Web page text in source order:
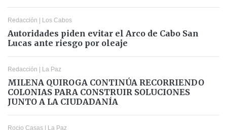
Redacción Los Cabos
Autoridades piden evitar el Arco de Cabo San
Lucas ante riesgo por oleaje
Redacción La Paz
MILENA QUIROGA CONTINÚA RECORRIENDO
COLONIAS PARA CONSTRUIR SOLUCIONES
JUNTO A LA CIUDADANÍA
Rocio Casas La Paz